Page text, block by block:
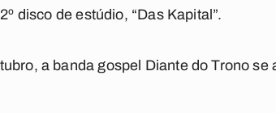
disco de estúdio, “Das Kapital”.
a banda gospel Diante do Trono se